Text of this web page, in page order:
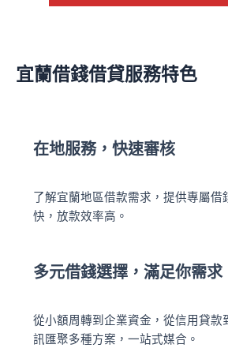
宜蘭借錢借貸服務特色
在地服務，快速審核
了解宜蘭地區借款需求，提供專屬借
快，放款效率高。
多元借錢選擇，滿足你需求
從小額周轉到企業資金，從信用貸款
訊匯聚多種方案，一站式媒合。